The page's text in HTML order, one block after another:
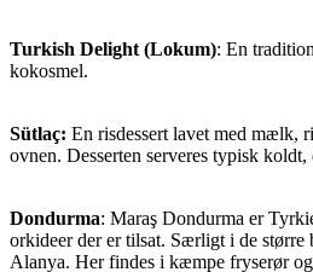
Turkish Delight (Lokum): En
kokosmel.
Sütlaç: En risdessert lavet med mælk,
ovnen. Desserten serveres typisk
Dondurma: Maraş Dondurma er
orkideer der er tilsat. Særligt i de større
Alanya. Her findes i kæmpe fryserør og